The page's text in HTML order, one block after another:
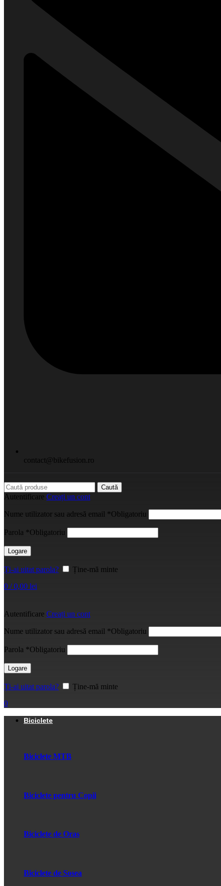
contact@bikefusion.ro
Caută
Autentificare Creați un cont
Nume utilizator sau adresă email *Obligatoriu
Parola *Obligatoriu
Logare
Ți-ai uitat parola?
Ține-mă minte
0 / 0,00 lei
Autentificare Creați un cont
Nume utilizator sau adresă email *Obligatoriu
Parola *Obligatoriu
Logare
Ți-ai uitat parola?
Ține-mă minte
0
Biciclete
Biciclete MTB
Biciclete pentru Copii
Biciclete de Oras
Biciclete de Sosea